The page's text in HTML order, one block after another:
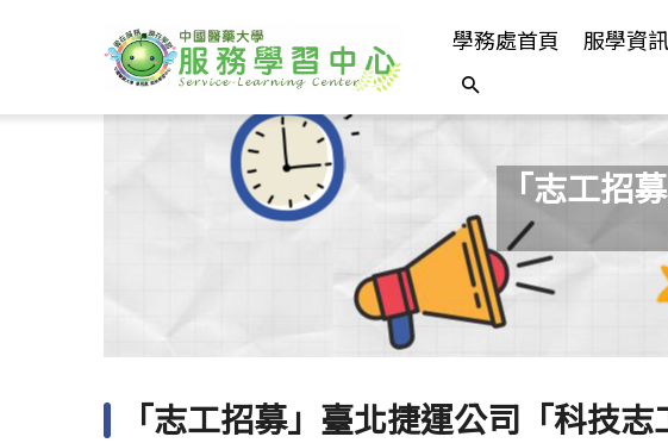
學務處首頁 服學資訊
「志工招
「志工招募」臺北捷運公司「科技